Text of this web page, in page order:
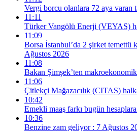
Vergi borcu olanlara 72 aya varan
11:11
Türker Vangölü Enerji (VEYAS)
11:09
Borsa İstanbul’da 2 şirket temettü
Ağustos 2026
11:08
Bakan Şimşek’ten makroekonomik
11:06
Çitlekçi Mağazacılık (CITAS)
10:42
Emekli maaş farkı bugün
10:36
Benzine zam geliyor : 7 Ağustos